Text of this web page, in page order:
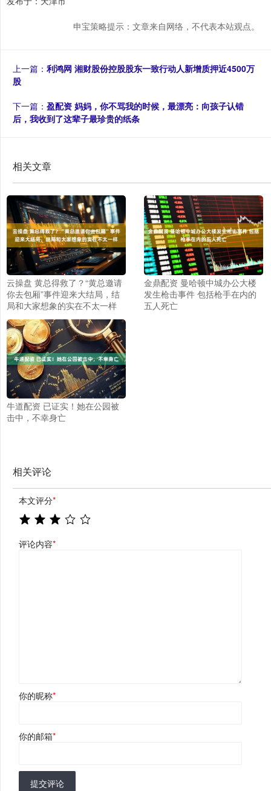
申宝策略提示：文章来自网络，不代表本站观点。
上一篇： 利鸿网 湘财股份控股股东一致行动人新增质押近4500万
股
下一篇： 盈配资 妈妈，你不骂我的时候，最漂亮：向孩子认错
后，我收到了这辈子最珍贵的纸条
相关文章
云操盘 黄总得救了？“黄总邀请
你去包厢”事件迎来大结局，结
局和大家想象的实在不太一样
金鼎配资 曼哈顿中城办公大楼
发生枪击事件 包括枪手在内的
五人死亡
牛道配资 已证实！她在公园被
击中，不幸身亡
相关评论
本文评分*
评论内容*
你的昵称*
你的邮箱*
提交评论